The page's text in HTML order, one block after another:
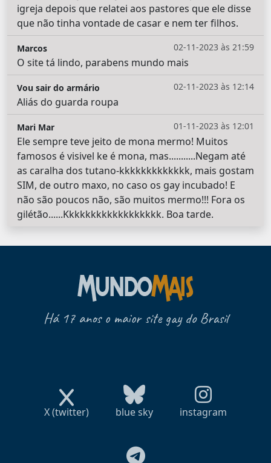
igreja depois que relatei aos pastores que ele disse
que não tinha vontade de casar e nem ter filhos.
02-11-2023 às 21:59
Marcos
O site tá lindo, parabens mundo mais
02-11-2023 às 12:14
Vou sair do armário
Aliás do guarda roupa
01-11-2023 às 12:01
Mari Mar
Ele sempre teve jeito de mona mermo! Muitos
famosos é visivel ke é mona, mas...........Negam até
as caralha dos tutano-kkkkkkkkkkkkk, mais gostam
SIM, de outro maxo, no caso os gay incubado! E
não são poucos não, são muitos mermo!!! Fora os
gilétão......Kkkkkkkkkkkkkkkkkk. Boa tarde.
Há 17 anos o maior site gay do Brasil
X (twitter) blue sky instagram